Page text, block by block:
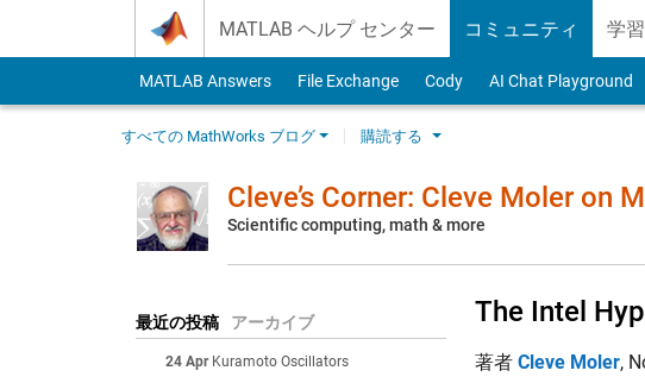
MATLAB ヘルプ センター コミュニティ 学習
MATLAB Answers File Exchange Cody AI Chat Playground
すべての MathWorks ブログ 購読する
Cleve’s Corner: Cleve Moler on
Scientific computing, math & more
最近の投稿 アーカイブ
24 Apr Kuramoto Oscillators
The Intel
著者 Cleve Moler,